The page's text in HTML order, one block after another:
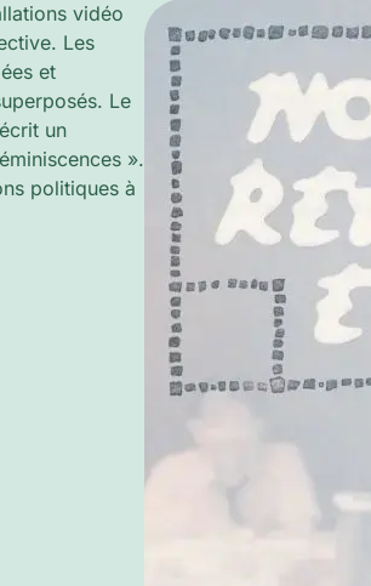
vidéo
Les
et
Le
un
».
politiques à